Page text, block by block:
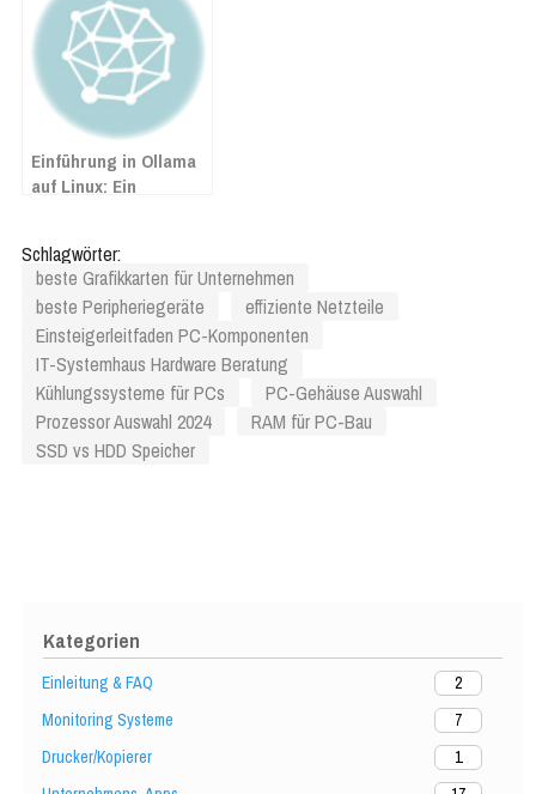
Kategorien
Einleitung & FAQ
2
Monitoring Systeme
7
Drucker/Kopierer
1
Einführung in Ollama
auf Linux: Ein
Konfigurationsleitfaden
Schlagwörter:
beste Grafikkarten für Unternehmen
beste Peripheriegeräte
effiziente Netzteile
Einsteigerleitfaden PC-Komponenten
IT-Systemhaus Hardware Beratung
Kühlungssysteme für PCs
PC-Gehäuse Auswahl
Prozessor Auswahl 2024
RAM für PC-Bau
SSD vs HDD Speicher